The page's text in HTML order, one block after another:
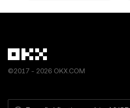
©2017 - 2026 OKX.COM